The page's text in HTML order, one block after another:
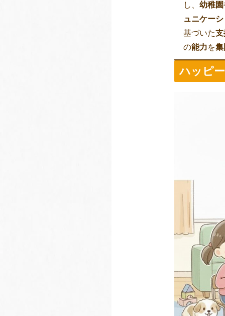
し、 幼稚園
ュニケー
基づいた支
の能力を集
ハッピ